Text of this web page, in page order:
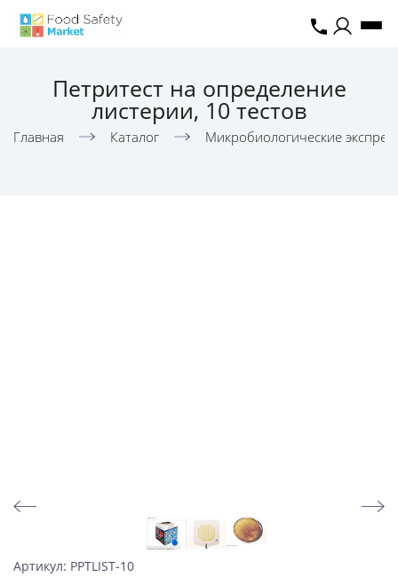
Петритест на определение
листерии, 10 тестов
Главная Каталог Микробиологические
Артикул: PPTLIST-10